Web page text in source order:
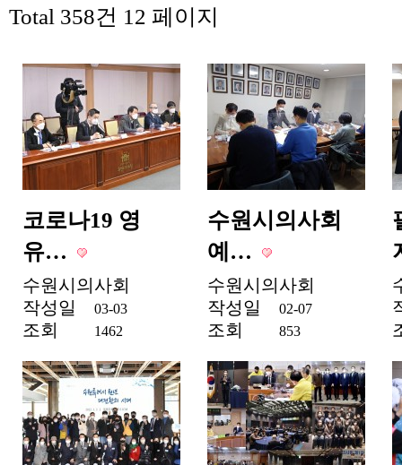
Total 358건 12 페이지
코로나19 영
유…
수원시의사회
작성일
03-03
조회 1462
수원시의사회
예…
수원시의사회
작성일
02-07
조회 853